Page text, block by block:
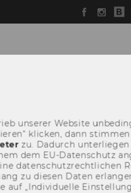
Facebook
un­se­rer Web­site
kli­cken, dann
zu. Da­durch un­ter­lie­gen
dem EU-​Datenschutz
da­ten­schutz­recht­li­chen
zu die­sen Daten
auf „In­di­vi­du­el­le